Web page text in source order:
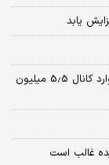
یابد
رشد بورس در اولین روز معاملات هفته/ شاخص کل وارد کانال 5.5 میلیون
غالب است